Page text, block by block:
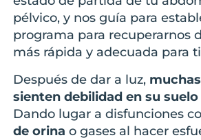
pélvico, y nos guía para
programa para recuperarnos
más rápida y adecuada para
Después de dar a luz,
sienten debilidad en su
Dando lugar a disfunciones
de orina o gases al hacer